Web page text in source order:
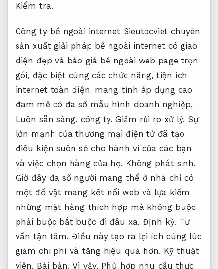
Kiểm tra.
Công ty bề ngoài internet Sieutocviet chuyên
sản xuất giải pháp bề ngoài internet có giao
diện đẹp và báo giá bề ngoài web page trọn
gói, đặc biệt cùng các chức năng, tiện ích
internet toàn diện, mang tính áp dụng cao
đam mê có đa số mẫu hình doanh nghiệp,
Luôn sẵn sàng. công ty.Giảm rủi ro xử lý. Sự
lớn mạnh của thương mại điện tử đã tạo
điều kiện suôn sẻ cho hành vi của các bạn
và việc chọn hàng của họ. Không phát sinh.
Giờ đây đa số người mang thể ở nhà chỉ có
một đồ vật mang kết nối web và lựa kiếm
những mặt hàng thích hợp mà không buộc
phải buộc bắt buộc đi đâu xa. Định kỳ. Tư
vấn tận tâm. Điều này tạo ra lợi ích cùng lúc
giảm chi phí và tăng hiệu quả hơn. Kỹ thuật
viên. Bài bản. Vì vậy, Phù hợp nhu cầu thực